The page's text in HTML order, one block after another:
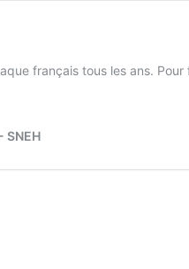
français tous les ans.
SNEH